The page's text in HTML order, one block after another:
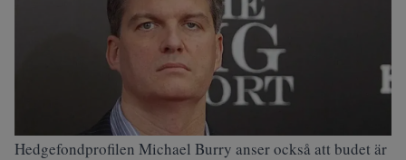
Hedgefondprofilen Michael Burry anser också att budet är